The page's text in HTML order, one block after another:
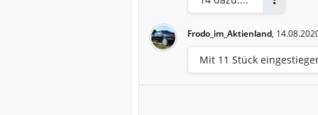
Frodo_im_Aktienland,
Mit 11 Stück